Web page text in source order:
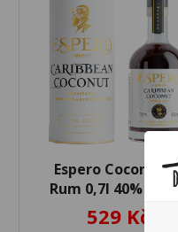
Espero Coconut &
Rum 0,7l 40%
529 Kč